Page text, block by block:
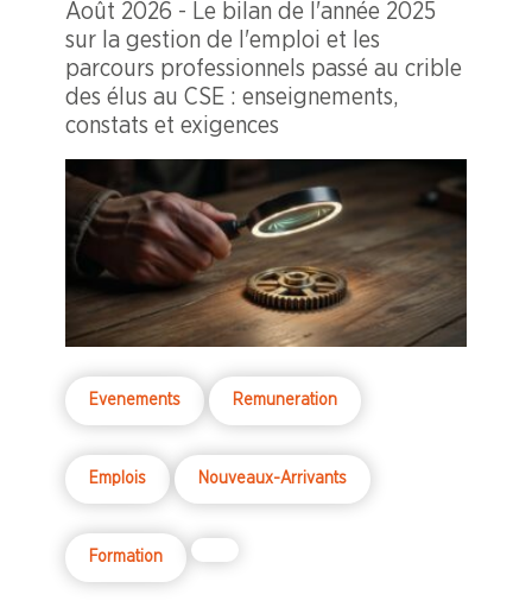
Août 2026 - Le bilan de l'année 2025
sur la gestion de l'emploi et les
parcours professionnels passé au crible
des élus au CSE : enseignements,
constats et exigences
Evenements Remuneration
Emplois Nouveaux-Arrivants
Formation